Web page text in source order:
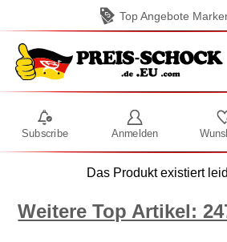
Top Angebote
Subscribe Anmelden
Das Produkt existiert
Weitere Top Artikel: